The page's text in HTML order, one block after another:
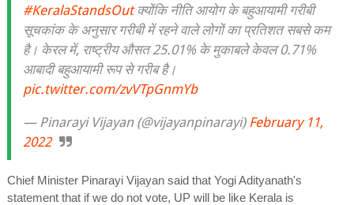
#KeralaStandsOutक्योंकि नीति आयोग के बहुआयामी गरीबी
सूचकांक के अनुसार गरीबी में रहने वाले लोगों का प्रतिशत सबसे कम
है। केरल में, राष्ट्रीय औसत 25.01% के मुकाबले केवल 0.71%
आबादी बहुआयामी रूप से गरीब है।
pic.twitter.com/zvVTpGnmYb
— Pinarayi Vijayan (@vijayanpinarayi) February 11,
2022
Chief Minister Pinarayi Vijayan said that Yogi Adityanath's
statement that if we do not vote, UP will be like Kerala is